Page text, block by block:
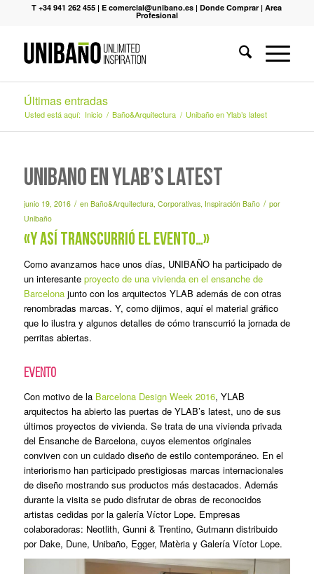
T +34 941 262 455 |E comercial@unibano.es |Donde Comprar |Area
Profesional
Últimas entradas
Usted está aquí: Inicio / Baño&Arquitectura / Unibaño en Ylab’s latest
Unibaño en Ylab’s latest
junio 19, 2016 / en Baño&Arquitectura, Corporativas, Inspiración Baño / por
Unibaño
«Y así transcurrió el evento…»
Como avanzamos hace unos días, UNIBAÑO ha participado de
un interesante proyecto de una vivienda en el ensanche de
Barcelonajunto con los arquitectos YLAB además de con otras
renombradas marcas. Y, como dijimos, aquí el material gráfico
que lo ilustra y algunos detalles de cómo transcurrió la jornada de
perritas abiertas.
EVENTO
Con motivo de laBarcelona Design Week 2016, YLAB
arquitectos ha abierto las puertas de YLAB’s latest, uno de sus
últimos proyectos de vivienda. Se trata de una vivienda privada
del Ensanche de Barcelona, cuyos elementos originales
conviven con un cuidado diseño de estilo contemporáneo. En el
interiorismo han participado prestigiosas marcas internacionales
de diseño mostrando sus productos más destacados. Además
durante la visita se pudo disfrutar de obras de reconocidos
artistas cedidas por la galería Víctor Lope. Empresas
colaboradoras: Neotlith, Gunni & Trentino, Gutmann distribuido
por Dake, Dune, Unibaño, Egger, Matèria y Galería Víctor Lope.